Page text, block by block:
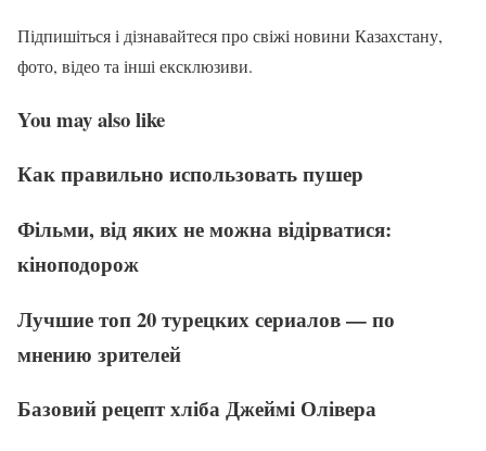
Підпишіться і дізнавайтеся про свіжі новини Казахстану,
фото, відео та інші ексклюзиви.
You may also like
Как правильно использовать пушер
Фільми, від яких не можна відірватися:
кіноподорож
Лучшие топ 20 турецких сериалов — по
мнению зрителей
Базовий рецепт хліба Джеймі Олівера